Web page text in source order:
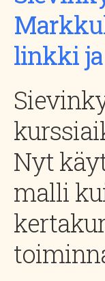
linkki
Nyt
malli